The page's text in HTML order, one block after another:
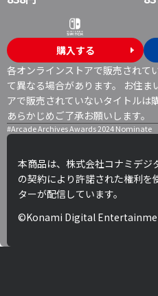
購入する
各オンラインストアで販売されて
て異なる場合があります。 お住
アで販売されていないタイトルは
あらかじめご了承お願いします。
#Arcade Archives Awards 2024 Nominate
本商品は、株式会社コナミデジ
の契約により許諾された権利を
ターが配信しています。
©Konami Digital